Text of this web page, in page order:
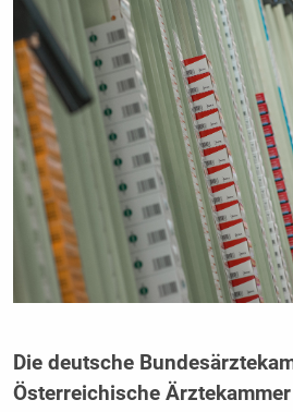
Die deutsche
Österreichische